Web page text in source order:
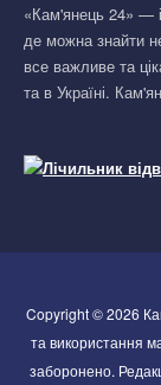
«Кам'янець 24» —
де можна знайти
все важливе та
та в Україні.
Copyright © 2026
та використання
заборонено.